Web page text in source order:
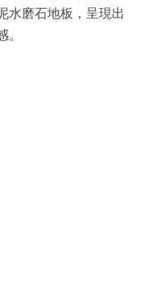
水磨石地板，呈現出
。